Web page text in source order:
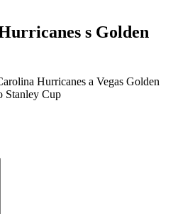
s Golden
Hurricanes a Vegas Golden
Stanley Cup